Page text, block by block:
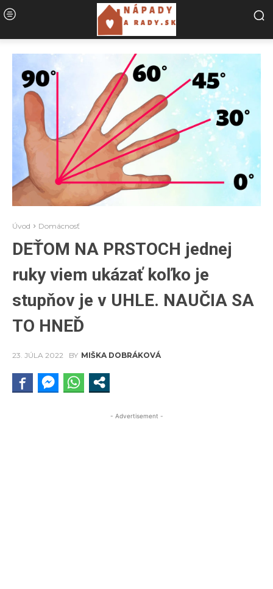
Úvod Domácnosť
DEŤOM NA PRSTOCH jednej
ruky viem ukázať koľko je
stupňov je v UHLE. NAUČIA SA
TO HNEĎ
23. JÚLA 2022 BY MIŠKA DOBRÁKOVÁ
- Advertisement -